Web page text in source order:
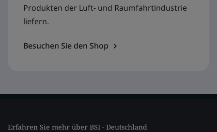
Produkten der Luft- und Raumfahrtindustrie
liefern.
Besuchen Sie den Shop
Erfahren Sie mehr über BSI - Deutschland